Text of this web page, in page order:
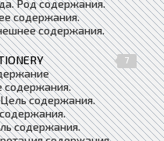
Род содержания.
содержания.
содержания.
7
содержания.
содержания.
содержания.